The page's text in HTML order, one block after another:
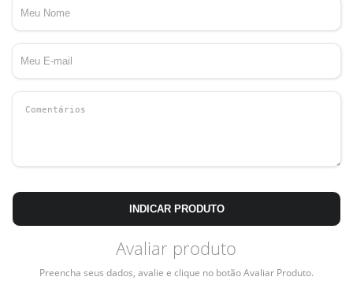
INDICAR PRODUTO
Avaliar produto
Preencha seus dados, avalie e clique no botão Avaliar Produto.